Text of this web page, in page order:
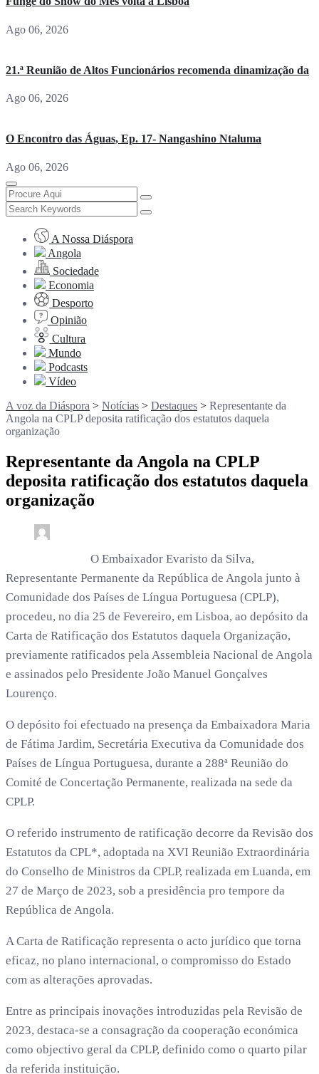
Ago 06, 2026
21.ª Reunião de Altos Funcionários recomenda dinamização da
Ago 06, 2026
O Encontro das Águas, Ep. 17- Nangashino Ntaluma
Ago 06, 2026
A Nossa Diáspora
Angola
Sociedade
Economia
Desporto
Opinião
Cultura
Mundo
Podcasts
Vídeo
A voz da Diáspora > Notícias > Destaques > Representante da
Angola na CPLP deposita ratificação dos estatutos daquela
organização
Representante da Angola na CPLP
deposita ratificação dos estatutos daquela
organização
O Embaixador Evaristo da Silva,
Representante Permanente da República de Angola junto à
Comunidade dos Países de Língua Portuguesa (CPLP),
procedeu, no dia 25 de Fevereiro, em Lisboa, ao depósito da
Carta de Ratificação dos Estatutos daquela Organização,
previamente ratificados pela Assembleia Nacional de Angola
e assinados pelo Presidente João Manuel Gonçalves
Lourenço.
O depósito foi efectuado na presença da Embaixadora Maria
de Fátima Jardim, Secretária Executiva da Comunidade dos
Países de Língua Portuguesa, durante a 288ª Reunião do
Comité de Concertação Permanente, realizada na sede da
CPLP.
O referido instrumento de ratificação decorre da Revisão dos
Estatutos da CPL*, adoptada na XVI Reunião Extraordinária
do Conselho de Ministros da CPLP, realizada em Luanda, em
27 de Março de 2023, sob a presidência pro tempore da
República de Angola.
A Carta de Ratificação representa o acto jurídico que torna
eficaz, no plano internacional, o compromisso do Estado
com as alterações aprovadas.
Entre as principais inovações introduzidas pela Revisão de
2023, destaca-se a consagração da cooperação económica
como objectivo geral da CPLP, definido como o quarto pilar
da referida instituição.